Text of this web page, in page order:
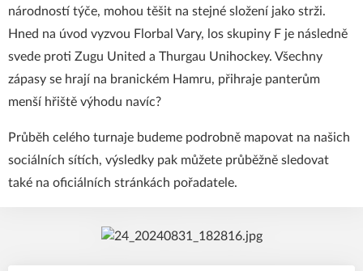
národností týče, mohou těšit na stejné složení jako strži.
Hned na úvod vyzvou Florbal Vary, los skupiny F je následně
svede proti Zugu United a Thurgau Unihockey. Všechny
zápasy se hrají na branickém Hamru, přihraje panterům
menší hřiště výhodu navíc?
Průběh celého turnaje budeme podrobně mapovat na našich
sociálních sítích, výsledky pak můžete průběžně sledovat
také na oficiálních stránkách pořadatele.